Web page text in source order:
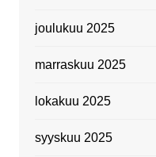
joulukuu 2025
marraskuu 2025
lokakuu 2025
syyskuu 2025